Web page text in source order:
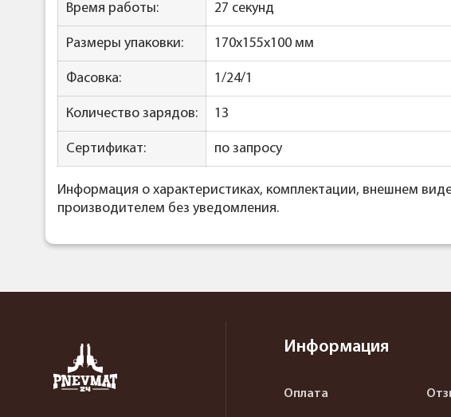
Время работы: 27 секунд
Размеры упаковки: 170х155х100 мм
Фасовка: 1/24/1
Количество зарядов: 13
Сертификат: по запросу
Информация о характеристиках, комплектации, внешнем
производителем без уведомления.
Информация
Оплата